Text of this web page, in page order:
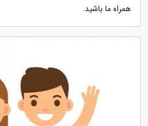
همراه ما باشید.